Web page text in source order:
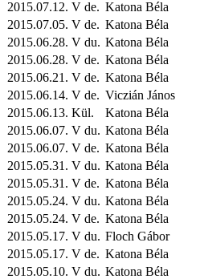
2015.07.12. V de. Katona Béla
2015.07.05. V de. Katona Béla
2015.06.28. V du. Katona Béla
2015.06.28. V de. Katona Béla
2015.06.21. V de. Katona Béla
2015.06.14. V de. Viczián János
2015.06.13. Kül. Katona Béla
2015.06.07. V du. Katona Béla
2015.06.07. V de. Katona Béla
2015.05.31. V du. Katona Béla
2015.05.31. V de. Katona Béla
2015.05.24. V du. Katona Béla
2015.05.24. V de. Katona Béla
2015.05.17. V du. Floch Gábor
2015.05.17. V de. Katona Béla
2015.05.10. V du. Katona Béla